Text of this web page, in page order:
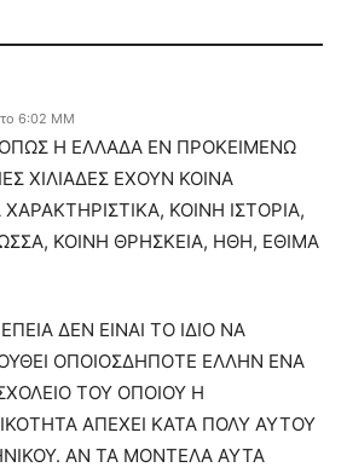
6:02 ΜΜ
Η ΕΛΛΑΔΑ ΕΝ ΠΡΟΚΕΙΜΕΝΩ
ΧΙΛΙΑΔΕΣ ΕΧΟΥΝ ΚΟΙΝΑ
ΧΑΡΑΚΤΗΡΙΣΤΙΚΑ, ΚΟΙΝΗ ΙΣΤΟΡΙΑ,
ΚΟΙΝΗ ΘΡΗΣΚΕΙΑ, ΗΘΗ, ΕΘΙΜΑ
ΔΕΝ ΕΙΝΑΙ ΤΟ ΙΔΙΟ ΝΑ
ΟΠΟΙΟΣΔΗΠΟΤΕ ΕΛΛΗΝ ΕΝΑ
ΤΟΥ ΟΠΟΙΟΥ Η
ΑΠΕΧΕΙ ΚΑΤΑ ΠΟΛΥ ΑΥΤΟΥ
ΑΝ ΤΑ ΜΟΝΤΕΛΑ ΑΥΤΑ